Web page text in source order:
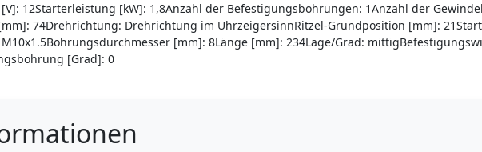
12Starterleistung [kW]: 1,8Anzahl der Befestigungsbohrungen: 1Anzahl der
74Drehrichtung: Drehrichtung im UhrzeigersinnRitzel-Grundposition [mm]:
M10x1.5Bohrungsdurchmesser [mm]: 8Länge [mm]: 234Lage/Grad:
[Grad]: 0